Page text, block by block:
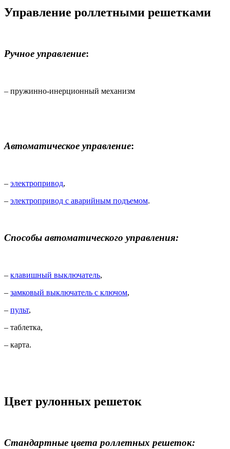
Управление роллетными решетками
Ручное управление:
– пружинно-инерционный механизм
Автоматическое управление:
– электропривод,
– электропривод с аварийным подъемом.
Способы автоматического управления:
– клавишный выключатель,
– замковый выключатель с ключом,
– пульт,
– таблетка,
– карта.
Цвет рулонных решеток
Стандартные цвета роллетных решеток: